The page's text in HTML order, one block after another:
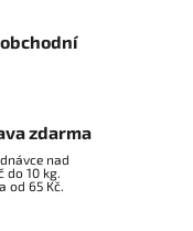
zdarma
nad
do 10 kg.
od 65 Kč.